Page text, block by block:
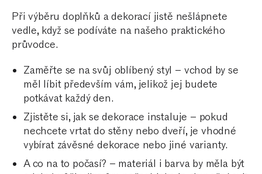
Při výběru doplňků a dekorací jistě nešlápnete
vedle, když se podíváte na našeho praktického
průvodce.
Zaměřte se na svůj oblíbený styl – vchod by se
měl líbit především vám, jelikož jej budete
potkávat každý den.
Zjistěte si, jak se dekorace instaluje – pokud
nechcete vrtat do stěny nebo dveří, je vhodné
vybírat závěsné dekorace nebo jiné varianty.
A co na to počasí? – materiál i barva by měla být